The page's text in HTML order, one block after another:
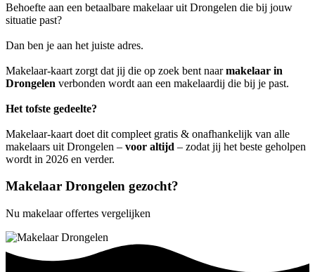
Behoefte aan een betaalbare makelaar uit Drongelen die bij jouw
situatie past?
Dan ben je aan het juiste adres.
Makelaar-kaart zorgt dat jij die op zoek bent naarmakelaar in
Drongelen verbonden wordt aan een makelaardij die bij je past.
Het tofste gedeelte?
Makelaar-kaart doet dit compleet gratis & onafhankelijk van alle
makelaars uit Drongelen – voor altijd – zodat jij het beste geholpen
wordt in 2026 en verder.
Makelaar Drongelen gezocht?
Nu makelaar offertes vergelijken